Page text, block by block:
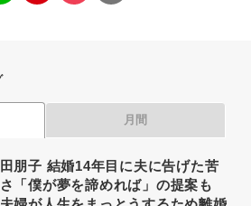
月間
朋子 結婚14年目に夫に告げた苦
「僕が夢を諦めれば」の提案も